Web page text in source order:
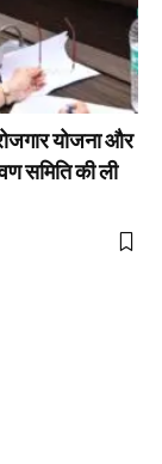
योजना और
समिति की ली